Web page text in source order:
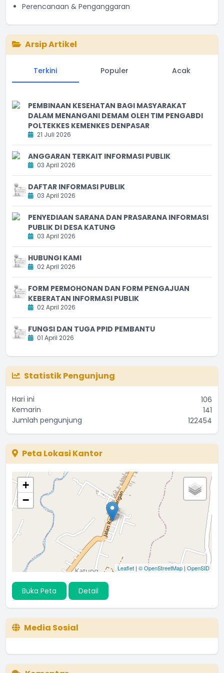
Perencanaan & Penganggaran
Arsip Artikel
Terkini Populer Acak
PEMBINAAN KESEHATAN BAGI MASYARAKAT
DALAM MENANGANI DEMAM OLEH TIM PENGABDI
POLTEKKES KEMENKES DENPASAR
21 Juli 2026
ANGGARAN TERKAIT INFORMASI PUBLIK
03 April 2026
DAFTAR INFORMASI PUBLIK
03 April 2026
PENYEDIAAN SARANA DAN PRASARANA INFORMASI
PUBLIK DI DESA KATUNG
03 April 2026
HUBUNGI KAMI
02 April 2026
FORM PERMOHONAN DAN FORM PENGAJUAN
KEBERATAN INFORMASI PUBLIK
02 April 2026
FUNGSI DAN TUGA PPID PEMBANTU
01 April 2026
Statistik Pengunjung
Hari ini
106
Kemarin
141
Jumlah pengunjung
122454
Peta Lokasi Kantor
+
−
Leaflet | © OpenStreetMap | OpenSID
Buka Peta Detail
Media Sosial